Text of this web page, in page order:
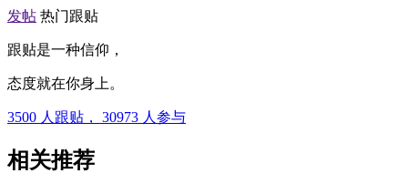
发帖 热门跟贴
跟贴是一种信仰，
态度就在你身上。
3500 人跟贴， 30973 人参与
相关推荐